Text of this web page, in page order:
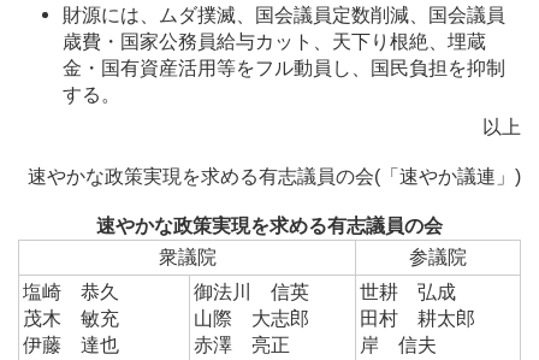
財源には、ムダ撲滅、国会議員定数削減、国会議員
歳費・国家公務員給与カット、天下り根絶、埋蔵
金・国有資産活用等をフル動員し、国民負担を抑制
する。
以上
速やかな政策実現を求める有志議員の会(「速やか議連」)
速やかな政策実現を求める有志議員の会
衆議院
参議院
塩崎 恭久
茂木 敏充
伊藤 達也
御法川 信英
山際 大志郎
赤澤 亮正
世耕 弘成
田村 耕太郎
岸 信夫